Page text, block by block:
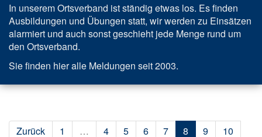
In unserem Ortsverband ist ständig etwas los. Es finden
Ausbildungen und Übungen statt, wir werden zu Einsätzen
alarmiert und auch sonst geschieht jede Menge rund um
den Ortsverband.
Sie finden hier alle Meldungen seit 2003.
Zurück 1 … 4 5 6 7 8 9
10